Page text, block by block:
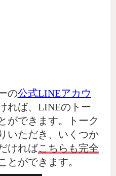
の公式LINEアカウ
れば、LINEのトー
ができます。トーク
いただき、いくつか
ければこちらも完全
とができます。